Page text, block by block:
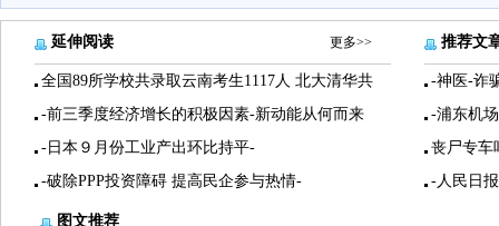
延伸阅读 更多>>
全国89所学校共录取云南考生1117人 北大清华共
-前三季度经济增长的积极因素-新动能从何而来
-日本９月份工业产出环比持平-
-破除PPP投资障碍 提高民企参与热情-
推荐文
-神医-诈
-浦东机
丧尸专车
-人民日
图文推荐